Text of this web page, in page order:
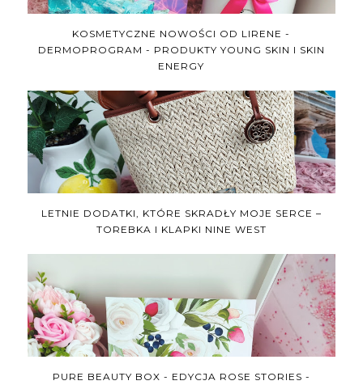
KOSMETYCZNE NOWOŚCI OD LIRENE -
DERMOPROGRAM - PRODUKTY YOUNG SKIN I SKIN
ENERGY
LETNIE DODATKI, KTÓRE SKRADŁY MOJE SERCE –
TOREBKA I KLAPKI NINE WEST
PURE BEAUTY BOX - EDYCJA ROSE STORIES -